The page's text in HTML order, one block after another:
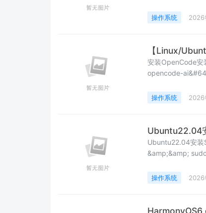
是用户空间与内
&#xff0c;我们就来
操作系统 2026
【Linux/
安装OpenCode
opencode-ai&#64;latest --
操作系统 2026
Ubuntu22.04
Ubuntu22.04安装
&amp;&amp;
操作系统 2026
HarmonyOS6